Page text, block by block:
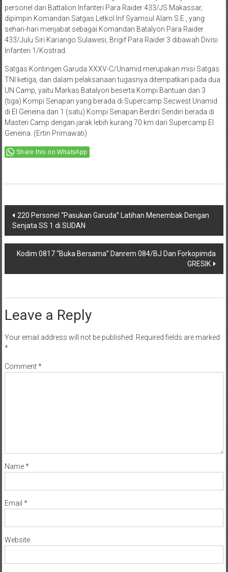
personel dari Battalion Infanteri Para Raider 433/JS Makassar,
dipimpin Komandan Satgas Letkol Inf Syamsul Alam S.E., yang
sehari-hari menjabat sebagai Komandan Batalyon Para Raider
433/Julu Siri Kariango Sulawesi, Brigif Para Raider 3 dibawah Divisi
Infanteri 1/Kostrad.
Satgas Kontingen Garuda XXXV-C/Unamid merupakan misi Satgas
TNI ketiga, dan dalam pelaksanaan tugasnya ditempatkan pada dua
UN Camp, yaitu Markas Batalyon beserta Kompi Bantuan dan 3
(tiga) Kompi Senapan yang berada di Supercamp Secwest Unamid
di El Geneina dan 1 (satu) Kompi Senapan Berdiri Sendiri berada di
Masteri Camp dengan jarak lebih kurang 70 km dari Supercamp El
Geneina. (Ertin Primawati)
Share this on WhatsApp
Post
navigation
220 Personel “Pasukan Garuda” Latihan Menembak Dengan
Senjata SS 1 di SUDAN
Kodim 0817 “Buka Bersama” Danrem 084/BJ Dan Forkopimda
GRESIK
Leave a Reply
Your email address will not be published. Required fields are marked
*
Comment*
Name*
Email *
Website